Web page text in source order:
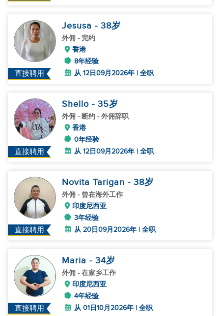
直接聘用
Jesusa - 38岁
外佣 - 完约
香港
8年经验
从 12日09月2026年 | 全职
直接聘用
Shello - 35岁
外佣 - 断约 - 外佣辞职
香港
0年经验
从 12日09月2026年 | 全职
直接聘用
Novita Tarigan - 38岁
外佣 - 曾在海外工作
印度尼西亚
3年经验
从 20日09月2026年 | 全职
直接聘用
Maria - 34岁
外佣 - 在家乡工作
印度尼西亚
4年经验
从 01日10月2026年 | 全职